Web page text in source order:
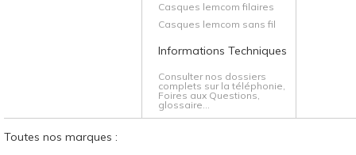
Casques lemcom filaires
Casques lemcom sans fil
Informations Techniques
Consulter nos dossiers
complets sur la téléphonie,
Foires aux Questions,
glossaire...
Toutes nos marques :